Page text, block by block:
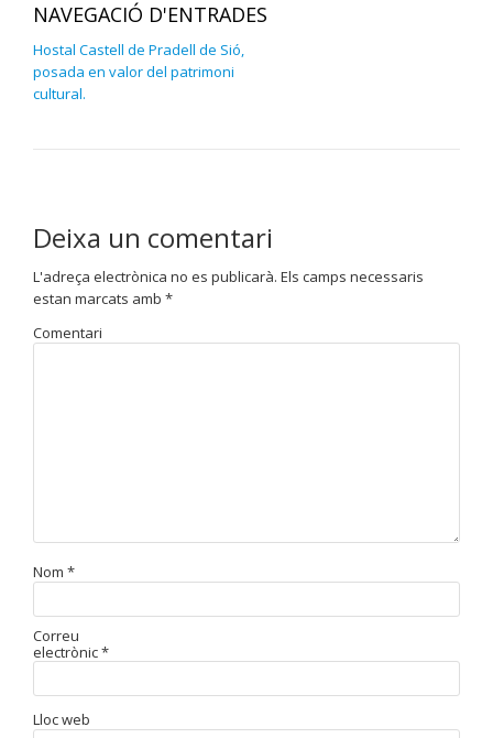
NAVEGACIÓ D'ENTRADES
Hostal Castell de Pradell de Sió,
posada en valor del patrimoni
cultural.
Deixa un comentari
L'adreça electrònica no es publicarà. Els camps necessaris
estan marcats amb *
Comentari
Nom *
Correu
electrònic*
Lloc web